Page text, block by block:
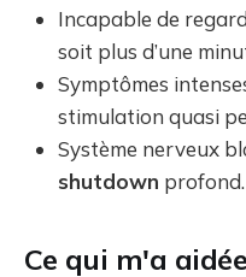
Incapable de
soit plus d’une
Symptômes
stimulation quasi
Système nerveux
shutdown profond.
Ce qui m'a aidée